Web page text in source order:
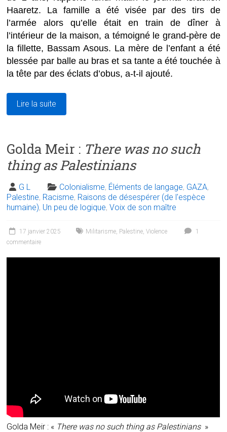
Haaretz. La famille a été visée par des tirs de
l’armée alors qu’elle était en train de dîner à
l’intérieur de la maison, a témoigné le grand-père de
la fillette, Bassam Asous. La mère de l’enfant a été
blessée par balle au bras et sa tante a été touchée à
la tête par des éclats d’obus, a-t-il ajouté.
Lire la suite
Golda Meir : There was no such
thing as Palestinians
G L Colonialisme, Éléments de langage, GAZA,
Palestine, Racisme, Raisons de désespérer (de l'espèce
humaine), Un peu de logique,Voix de son maître
17 janvier 2025 Militarisme Palestine ,Violence
1
commentaire
Golda Meir : « There was no such thing as Palestinians »